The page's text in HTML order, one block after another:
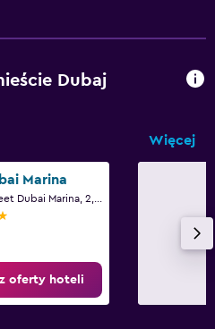
Dubaj
Więcej
Marina
oferty hoteli